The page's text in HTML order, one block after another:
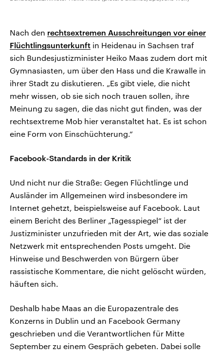
Nach den rechtsextremen Ausschreitungen vor einer
Flüchtlingsunterkunft in Heidenau in Sachsen traf
sich Bundesjustizminister Heiko Maas zudem dort mit
Gymnasiasten, um über den Hass und die Krawalle in
ihrer Stadt zu diskutieren. „Es gibt viele, die nicht
mehr wissen, ob sie sich noch trauen sollen, ihre
Meinung zu sagen, die das nicht gut finden, was der
rechtsextreme Mob hier veranstaltet hat. Es ist schon
eine Form von Einschüchterung.“
Facebook-Standards in der Kritik
Und nicht nur die Straße: Gegen Flüchtlinge und
Ausländer im Allgemeinen wird insbesondere im
Internet gehetzt, beispielsweise auf Facebook. Laut
einem Bericht des Berliner „Tagesspiegel“ ist der
Justizminister unzufrieden mit der Art, wie das soziale
Netzwerk mit entsprechenden Posts umgeht. Die
Hinweise und Beschwerden von Bürgern über
rassistische Kommentare, die nicht gelöscht würden,
häuften sich.
Deshalb habe Maas an die Europazentrale des
Konzerns in Dublin und an Facebook Germany
geschrieben und die Verantwortlichen für Mitte
September zu einem Gespräch gebeten. Dabei solle